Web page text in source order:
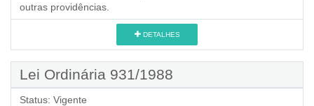
outras providências.
DETALHES
Lei Ordinária 931/1988
Status: Vigente